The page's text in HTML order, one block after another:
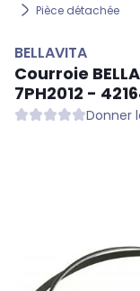
Pièce détachée
BELLAVITA
Courroie
7PH2012 -
Donner